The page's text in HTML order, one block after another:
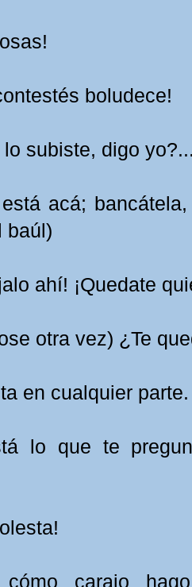
boludece!
subiste, digo
está acá;
baúl)
ahí! ¡Quedate
otra vez) ¿Te
en cualquier parte.
lo que te
cómo carajo